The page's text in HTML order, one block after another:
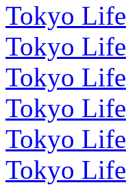
Tokyo Life
Tokyo Life
Tokyo Life
Tokyo Life
Tokyo Life
Tokyo Life